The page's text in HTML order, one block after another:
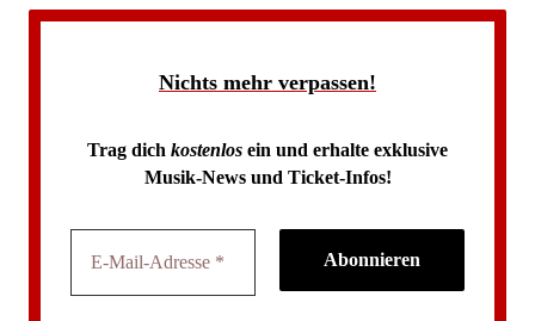
Nichts mehr verpassen!
Trag dich kostenlos ein und erhalte exklusive
Musik-News und Ticket-Infos!